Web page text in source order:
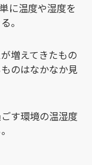
に温度や湿度を
。
増えてきたもの
のはなかなか見
す環境の温湿度